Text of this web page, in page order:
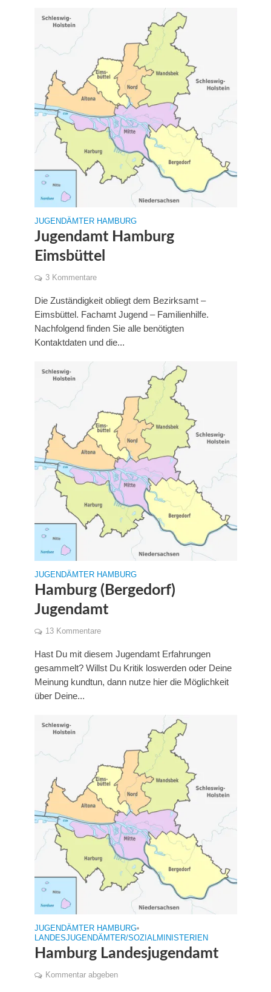
JUGENDÄMTER HAMBURG
Jugendamt Hamburg
Eimsbüttel
3 Kommentare
Die Zuständigkeit obliegt dem Bezirksamt –
Eimsbüttel. Fachamt Jugend – Familienhilfe.
Nachfolgend finden Sie alle benötigten
Kontaktdaten und die...
JUGENDÄMTER HAMBURG
Hamburg (Bergedorf)
Jugendamt
13 Kommentare
Hast Du mit diesem Jugendamt Erfahrungen
gesammelt? Willst Du Kritik loswerden oder Deine
Meinung kundtun, dann nutze hier die Möglichkeit
über Deine...
JUGENDÄMTER HAMBURG•
LANDESJUGENDÄMTER/SOZIALMINISTERIEN
Hamburg Landesjugendamt
Kommentar abgeben